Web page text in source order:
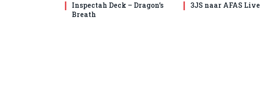
Inspectah Deck – Dragon’s
Breath
3JS naar AFAS Live